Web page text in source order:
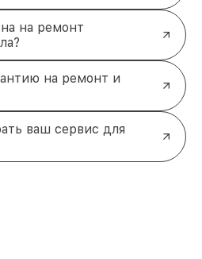
на ремонт
на ремонт и
ваш сервис для